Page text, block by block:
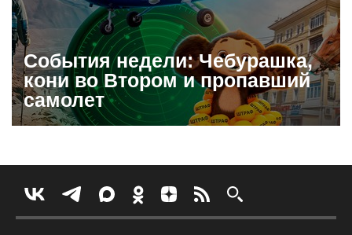
События недели: Чебурашка,
кони во Втором и пропавший
самолет